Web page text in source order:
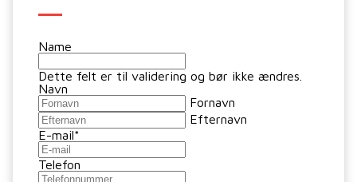
Name
Dette felt er til validering og bør ikke ændres.
Navn
Fornavn
Efternavn
E-mail*
Telefon